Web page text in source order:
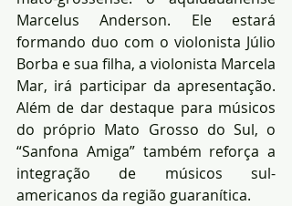
Marcelus Anderson. Ele estará
formando duo com o violonista Júlio
Borba e sua filha, a violonista Marcela
Mar, irá participar da apresentação.
Além de dar destaque para músicos
do próprio Mato Grosso do Sul, o
“Sanfona Amiga” também reforça a
integração de músicos sul-
americanos da região guaranítica.